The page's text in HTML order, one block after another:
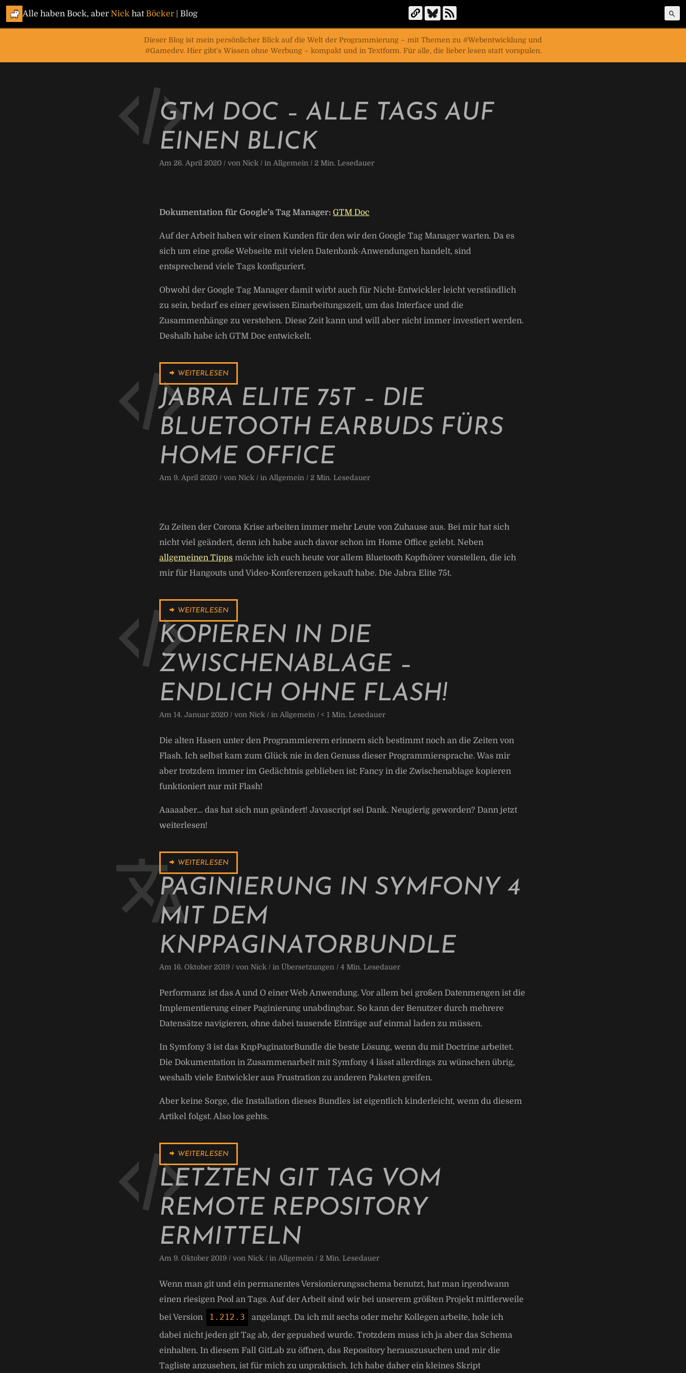
Alle haben Bock, aber Nick hatBöcker | Blog
Dieser Blog ist mein persönlicher Blick auf die Welt der Programmierung – mit Themen zu #Webentwicklung und
#Gamedev. Hier gibt's Wissen ohne Werbung – kompakt und in Textform. Für alle, die lieber lesen statt vorspulen.
BEITRÄGE
GTM DOC – ALLE TAGS AUF
EINEN BLICK
Am 26. April 2020 / von Nick / in Allgemein / 2 Min. Lesedauer
Dokumentation für Google’s Tag Manager: GTM Doc
Auf der Arbeit haben wir einen Kunden für den wir den Google Tag Manager warten. Da es
sich um eine große Webseite mit vielen Datenbank-Anwendungen handelt, sind
entsprechend viele Tags konfiguriert.
Obwohl der Google Tag Manager damit wirbt auch für Nicht-Entwickler leicht verständlich
zu sein, bedarf es einer gewissen Einarbeitungszeit, um das Interface und die
Zusammenhänge zu verstehen. Diese Zeit kann und will aber nicht immer investiert werden.
Deshalb habe ich GTM Doc entwickelt.
WEITERLESEN
JABRA ELITE 75T – DIE
BLUETOOTH EARBUDS FÜRS
HOME OFFICE
Am 9. April 2020 / von Nick / in Allgemein / 2 Min. Lesedauer
Zu Zeiten der Corona Krise arbeiten immer mehr Leute von Zuhause aus. Bei mir hat sich
nicht viel geändert, denn ich habe auch davor schon im Home Office gelebt. Neben
allgemeinen Tipps möchte ich euch heute vor allem Bluetooth Kopfhörer vorstellen, die ich
mir für Hangouts und Video-Konferenzen gekauft habe. Die Jabra Elite 75t.
WEITERLESEN
KOPIEREN IN DIE
ZWISCHENABLAGE –
ENDLICH OHNE FLASH!
Am 14. Januar 2020 / von Nick / in Allgemein / < 1 Min. Lesedauer
Die alten Hasen unter den Programmierern erinnern sich bestimmt noch an die Zeiten von
Flash. Ich selbst kam zum Glück nie in den Genuss dieser Programmiersprache. Was mir
aber trotzdem immer im Gedächtnis geblieben ist: Fancy in die Zwischenablage kopieren
funktioniert nur mit Flash!
Aaaaaber… das hat sich nun geändert! Javascript sei Dank. Neugierig geworden? Dann jetzt
weiterlesen!
WEITERLESEN
PAGINIERUNG IN SYMFONY 4
MIT DEM
KNPPAGINATORBUNDLE
Am 16. Oktober 2019 / von Nick / in Übersetzungen / 4 Min. Lesedauer
Performanz ist das A und O einer Web Anwendung. Vor allem bei großen Datenmengen ist die
Implementierung einer Paginierung unabdingbar. So kann der Benutzer durch mehrere
Datensätze navigieren, ohne dabei tausende Einträge auf einmal laden zu müssen.
In Symfony 3 ist das KnpPaginatorBundle die beste Lösung, wenn du mit Doctrine arbeitet.
Die Dokumentation in Zusammenarbeit mit Symfony 4 lässt allerdings zu wünschen übrig,
weshalb viele Entwickler aus Frustration zu anderen Paketen greifen.
Aber keine Sorge, die Installation dieses Bundles ist eigentlich kinderleicht, wenn du diesem
Artikel folgst. Also los gehts.
WEITERLESEN
LETZTEN GIT TAG VOM
REMOTE REPOSITORY
ERMITTELN
Am 9. Oktober 2019 / von Nick / in Allgemein / 2 Min. Lesedauer
Wenn man git und ein permanentes Versionierungsschema benutzt, hat man irgendwann
einen riesigen Pool an Tags. Auf der Arbeit sind wir bei unserem größten Projekt mittlerweile
bei Version
1.212 . 3
angelangt. Da ich mit sechs oder mehr Kollegen arbeite, hole ich
dabei nicht jeden git Tag ab, der gepushed wurde. Trotzdem muss ich ja aber das Schema
einhalten. In diesem Fall GitLab zu öffnen, das Repository herauszusuchen und mir die
Tagliste anzusehen, ist für mich zu unpraktisch. Ich habe daher ein kleines Skript